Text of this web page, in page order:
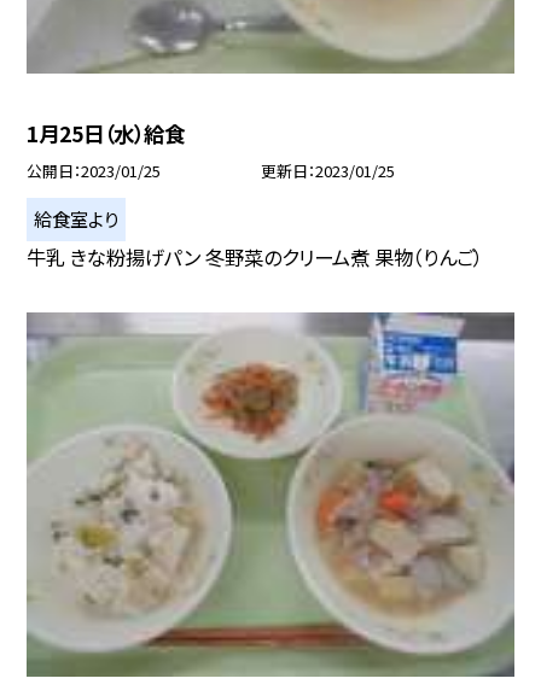
1月25日（水）給食
公開日 2023/01/25 更新日 2023/01/25
給食室より
牛乳 きな粉揚げパン 冬野菜のクリーム煮 果物（りんご）